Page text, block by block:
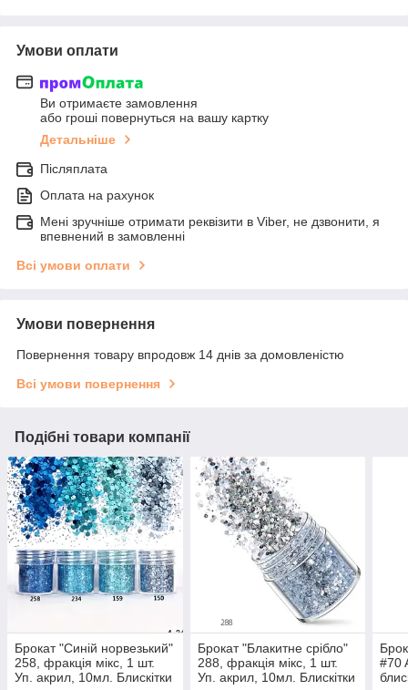
Умови оплати
Ви отримаєте замовлення
або гроші повернуться на вашу картку
Детальніше
Післяплата
Оплата на рахунок
Мені зручніше отримати реквізити в Viber, не дзвонити, я
впевнений в замовленні
Всі умови оплати
Умови повернення
Повернення товару впродовж 14 днів за домовленістю
Всі умови повернення
Подібні товари компанії
Брокат "Синій норвезький"
258, фракція мікс, 1 шт.
Уп. акрил, 10мл. Блискітки
Брокат "Блакитне срібло"
288, фракція мікс, 1 шт.
Уп. акрил, 10мл. Блискітки
#70